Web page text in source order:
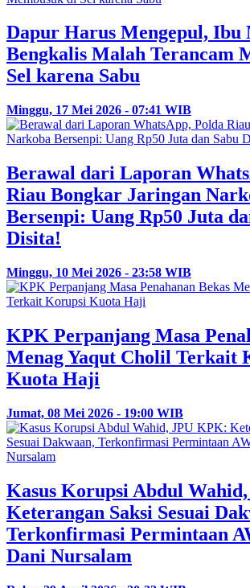
Dapur Harus Mengepul, Ibu
Bengkalis Malah Terancam
Sel karena Sabu
Minggu, 17 Mei 2026 - 07:41 WIB
Berawal dari Laporan
Riau Bongkar Jaringan
Bersenpi: Uang Rp50 Juta
Disita!
Minggu, 10 Mei 2026 - 23:58 WIB
KPK Perpanjang Masa
Menag Yaqut Cholil Terkait
Kuota Haji
Jumat, 08 Mei 2026 - 19:00 WIB
Kasus Korupsi Abdul
Keterangan Saksi Sesuai
Terkonfirmasi Permintaan
Dani Nursalam